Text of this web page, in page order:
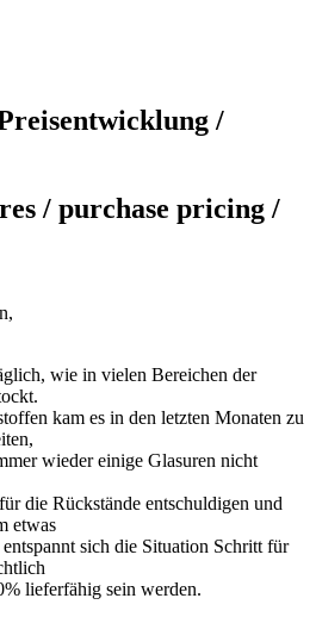
/
/ purchase pricing /
wie in vielen Bereichen der
kam es in den letzten Monaten zu
wieder einige Glasuren nicht
die Rückstände entschuldigen und
etwas
sich die Situation Schritt für
lieferfähig sein werden.